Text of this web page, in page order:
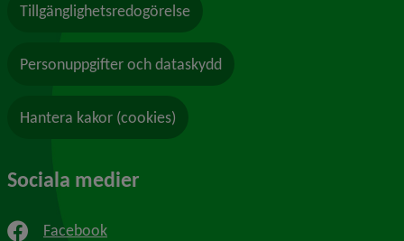
Tillgänglighetsredogörelse
Personuppgifter och dataskydd
Hantera kakor (cookies)
Sociala medier
Facebook